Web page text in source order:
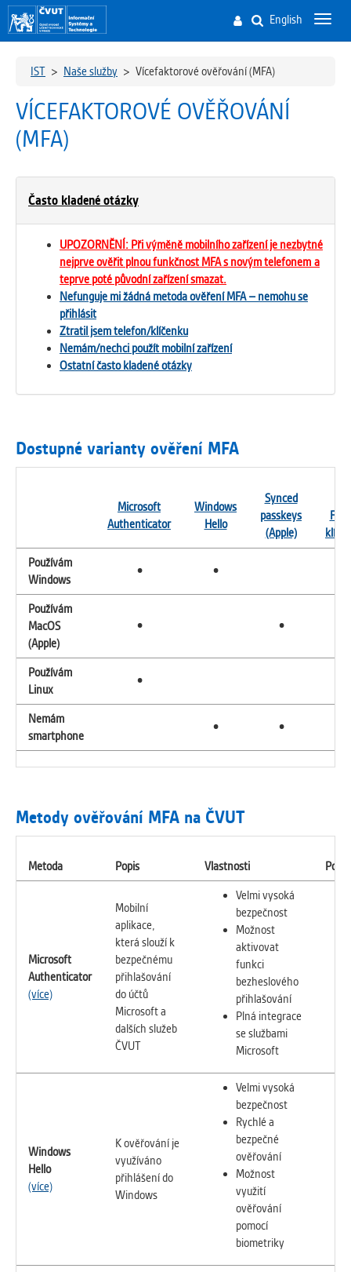
Toggle
English
IST > Naše služby > Vícefaktorové ověřování (MFA)
VÍCEFAKTOROVÉ OVĚŘOVÁNÍ
(MFA)
Často kladené otázky
UPOZORNĚNÍ: Při výměně mobilního zařízení je nezbytné
nejprve ověřit plnou funkčnost MFA s novým telefonem a
teprve poté původní zařízení smazat.
Nefunguje mi žádná metoda ověření MFA – nemohu se
přihlásit
Ztratil jsem telefon/klíčenku
Nemám/nechci použít mobilní zařízení
Ostatní často kladené otázky
Dostupné varianty ověření MFA
Microsoft
Authenticator
Windows
Hello
Synced
passkeys
(Apple)
Používám
Windows
• •
Používám
MacOS
(Apple)
• •
Používám
Linux
•
Nemám
smartphone
• •
Metody ověřování MFA na ČVUT
Metoda Popis Vlastnosti
Microsoft
Authenticator
(více)
Mobilní
aplikace,
která slouží k
bezpečnému
přihlašování
do účtů
Microsoft a
dalších služeb
ČVUT
Velmi vysoká
bezpečnost
Možnost
aktivovat
funkci
bezheslového
přihlašování
Plná integrace
se službami
Microsoft
Windows
Hello
(více)
K ověřování je
využíváno
přihlášení do
Windows
Velmi vysoká
bezpečnost
Rychlé a
bezpečné
ověřování
Možnost
využití
ověřování
pomocí
biometriky